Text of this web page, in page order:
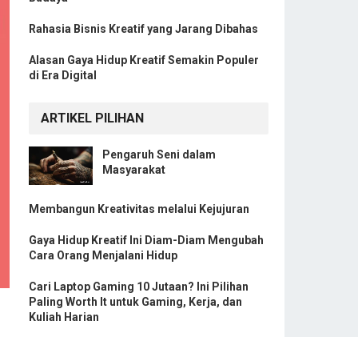
Rahasia Bisnis Kreatif yang Jarang Dibahas
Alasan Gaya Hidup Kreatif Semakin Populer
di Era Digital
ARTIKEL PILIHAN
Pengaruh Seni dalam
Masyarakat
Membangun Kreativitas melalui Kejujuran
Gaya Hidup Kreatif Ini Diam-Diam Mengubah
Cara Orang Menjalani Hidup
Cari Laptop Gaming 10 Jutaan? Ini Pilihan
Paling Worth It untuk Gaming, Kerja, dan
Kuliah Harian